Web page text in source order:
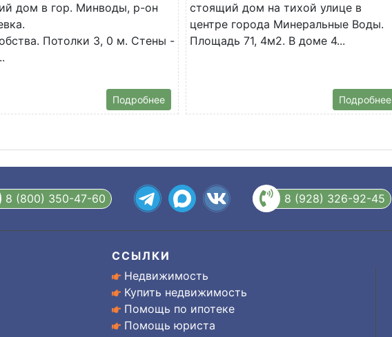
дом в гор. Минводы, р-он
Потолки 3, 0 м. Стены -
Подробнее
стоящий дом на тихой улице в
центре города Минеральные Воды.
Площадь 71, 4м2. В доме 4...
Подробнее
8 (800) 350-47-60 8 (928) 326-92-45
ССЫЛКИ
Недвижимость
Купить недвижимость
Помощь по ипотеке
Помощь юриста